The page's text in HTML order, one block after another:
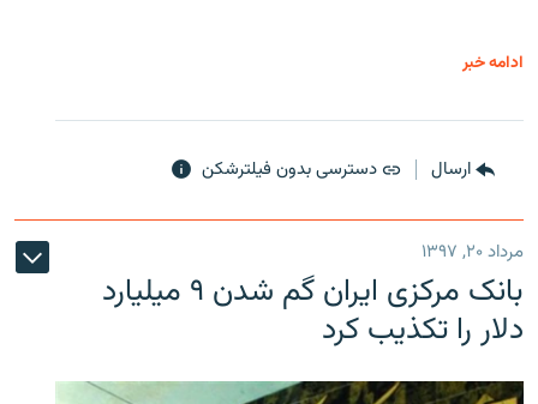
ادامه خبر
ارسال دسترسی بدون فیلترشکن
مرداد ۲۰, ۱۳۹۷
بانک مرکزی ایران گم شدن ۹ میلیارد
دلار را تکذیب کرد